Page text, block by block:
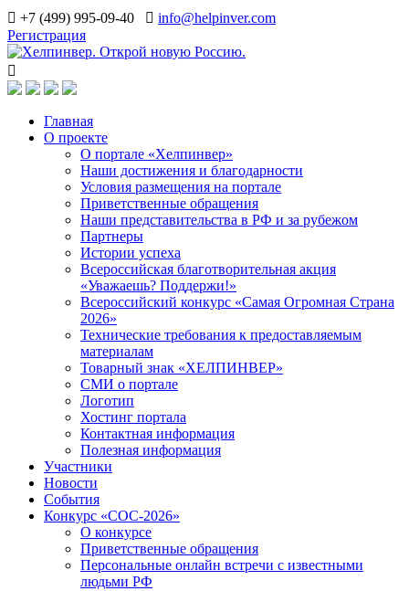
+7 (499) 995-09-40
info@helpinver.com
Регистрация
Главная
О проекте
О портале «Хелпинвер»
Наши достижения и благодарности
Условия размещения на портале
Приветственные обращения
Наши представительства в РФ и за рубежом
Партнеры
Истории успеха
Всероссийская благотворительная акция
«Уважаешь? Поддержи!»
Всероссийский конкурс «Самая Огромная Страна
2026»
Технические требования к предоставляемым
материалам
Товарный знак «ХЕЛПИНВЕР»
СМИ о портале
Логотип
Хостинг портала
Контактная информация
Полезная информация
Участники
Новости
События
Конкурс «СОС-2026»
О конкурсе
Приветственные обращения
Персональные онлайн встречи с известными
людьми РФ